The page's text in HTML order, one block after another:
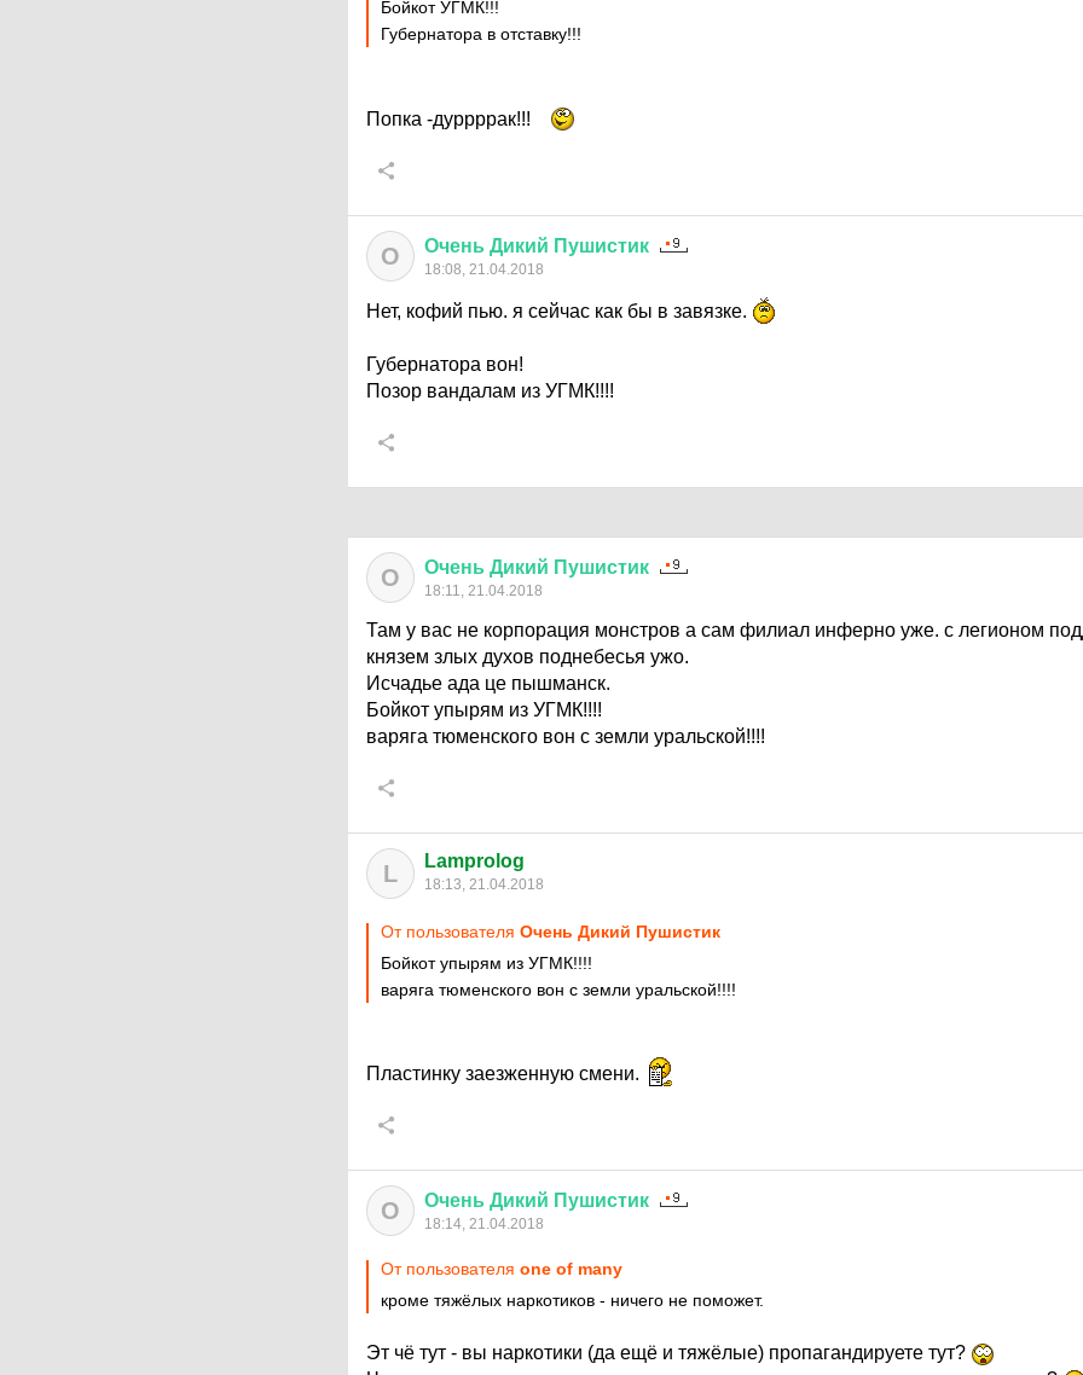
Бойкот УГМК!!!
Губернатора в отставку!!!
Попка -дуррррак!!!
О Очень Дикий Пушистик
18:08, 21.04.2018
Нет, кофий пью. я сейчас как бы в завязке.
Губернатора вон!
Позор вандалам из УГМК!!!!
О Очень Дикий Пушистик
18:11, 21.04.2018
Там у вас не корпорация монстров а сам филиал инферно уже. с легионом
князем злых духов поднебесья ужо.
Исчадье ада це пышманск.
Бойкот упырям из УГМК!!!!
варяга тюменского вон с земли уральской!!!!
L Lamprolog
18:13, 21.04.2018
От пользователя Очень Дикий Пушистик
Бойкот упырям из УГМК!!!!
варяга тюменского вон с земли уральской!!!!
Пластинку заезженную смени.
О Очень Дикий Пушистик
18:14, 21.04.2018
От пользователя one of many
кроме тяжёлых наркотиков - ничего не поможет.
Эт чё тут - вы наркотики (да ещё и тяжёлые) пропагандируете тут?